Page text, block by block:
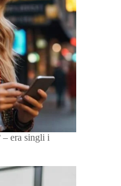
– era singli i